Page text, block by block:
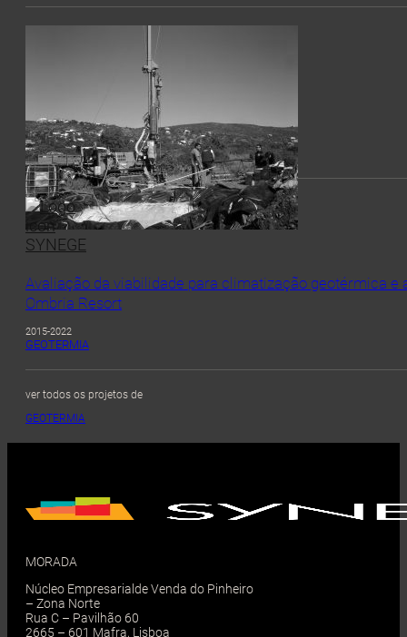
Teste de Resposta Térmica IKEA – Loulé
MAIO 2016
GEOTERMIA
Avaliação da viabilidade para climatização geotérmica
Ombria Resort
2015-2022
GEOTERMIA
ver todos os projetos de
GEOTERMIA
MORADA
Núcleo Empresarialde Venda do Pinheiro
– Zona Norte
Rua C – Pavilhão 60
2665 – 601 Mafra, Lisboa